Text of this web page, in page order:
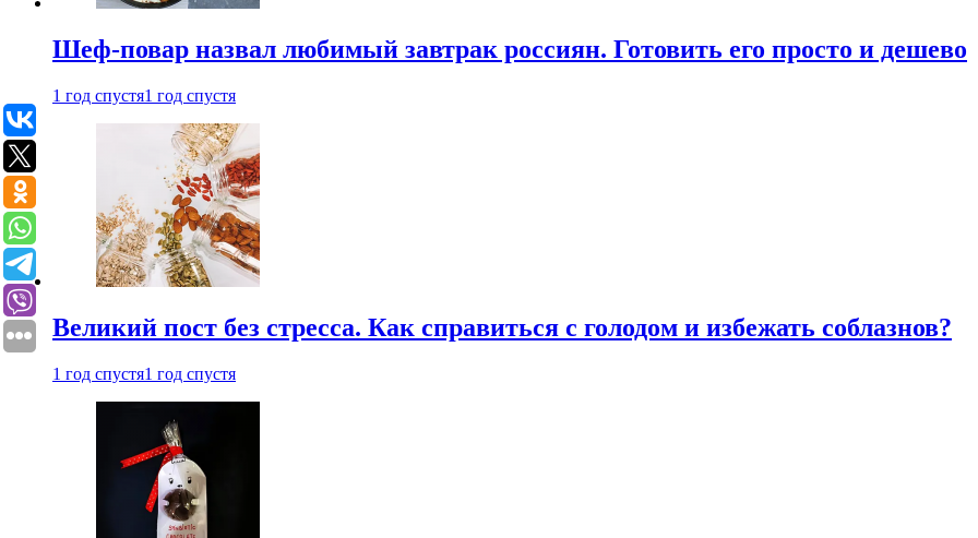
Шеф-повар назвал любимый завтрак россиян. Готовить его просто и дешево
1 год спустя1 год спустя
Великий пост без стресса. Как справиться с голодом и избежать соблазнов?
1 год спустя1 год спустя